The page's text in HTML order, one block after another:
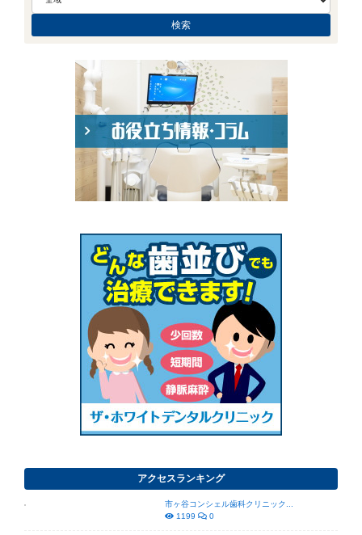
アクセスランキング
市ヶ谷コンシェル歯科クリニック...
1199
0